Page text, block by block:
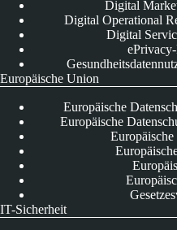
Digital
Digital Operational
Digital
Europäische Union
Europäische
Europäische
IT-Sicherheit